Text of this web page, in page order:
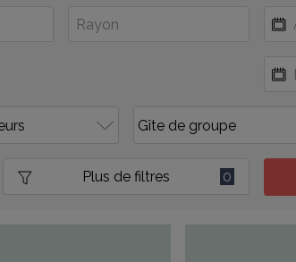
Plus de filtres 0